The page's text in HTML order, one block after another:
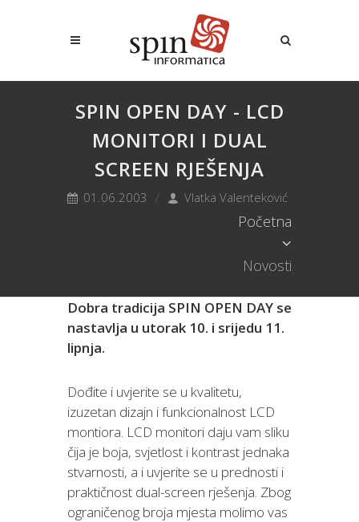
SPIN OPEN DAY - LCD
MONITORI I DUAL
SCREEN RJEŠENJA
01.06.2003 Vlatka Valenteković
Početna
Novosti
Dobra tradicija SPIN OPEN DAY se
nastavlja u utorak 10. i srijedu 11.
lipnja.
Dođite i uvjerite se u kvalitetu,
izuzetan dizajn i funkcionalnost LCD
montiora. LCD monitori daju vam sliku
čija je boja, svjetlost i kontrast jednaka
stvarnosti, a i uvjerite se u prednosti i
praktičnost dual-screen rješenja. Zbog
ograničenog broja mjesta molimo vas